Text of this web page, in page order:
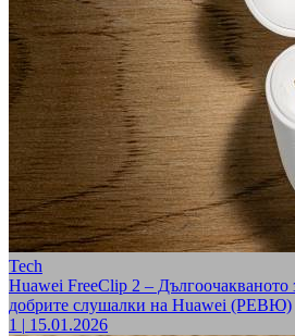
Tech
Huawei FreeClip 2 – Дългоочакваното
добрите слушалки на Huawei (РЕВЮ)
1 | 15.01.2026